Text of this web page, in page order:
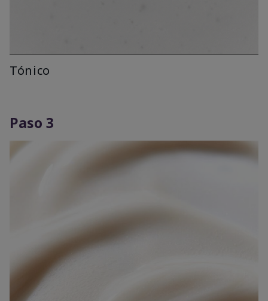
Tónico
Paso 3